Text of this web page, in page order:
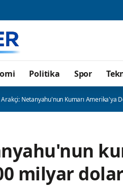
Politika Spor
Arakçi: Netanyahu'nun Kumarı Amerika'ya
milyar